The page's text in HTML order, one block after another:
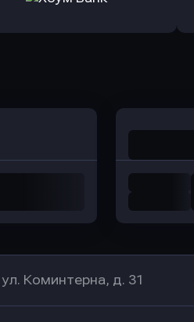
Коминтерна, д. 31